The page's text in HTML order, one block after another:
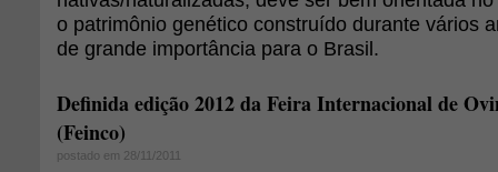
o patrimônio genético construído durante vários
de grande importância para o Brasil.
Definida edição 2012 da Feira Internacional de
(Feinco)
postado em 28/11/2011